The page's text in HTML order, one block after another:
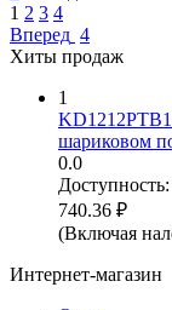
1 2 3 4
Вперед 4
Хиты продаж
1
шариковом
0.0
Доступность:
740.36 ₽
(Включая
Интернет-магазин